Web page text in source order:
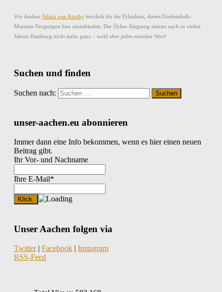
Wir danken Ildikó von Kürthy herzlich für die Erlaubnis, dieses Fünfeinhalb-
Minuten-Vergnügen hier einzubinden. Der Öcher Singsang stimmt nach so vielen
Jahren Hamburg nicht mehr ganz – wohl aber jedes einzelne Wort!
Suchen und finden
Suchen nach:
unser-aachen.eu abonnieren
Immer dann eine Info bekommen, wenn es hier einen neuen
Beitrag gibt.
Ihr Vor- und Nachname
Ihre E-Mail*
Unser Aachen folgen via
Twitter| Facebook | Instagram
RSS-Feed